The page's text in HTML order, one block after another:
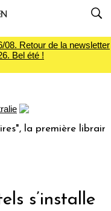
08. Retour de la newsletter
Bel été !
première librairie du
s’installe